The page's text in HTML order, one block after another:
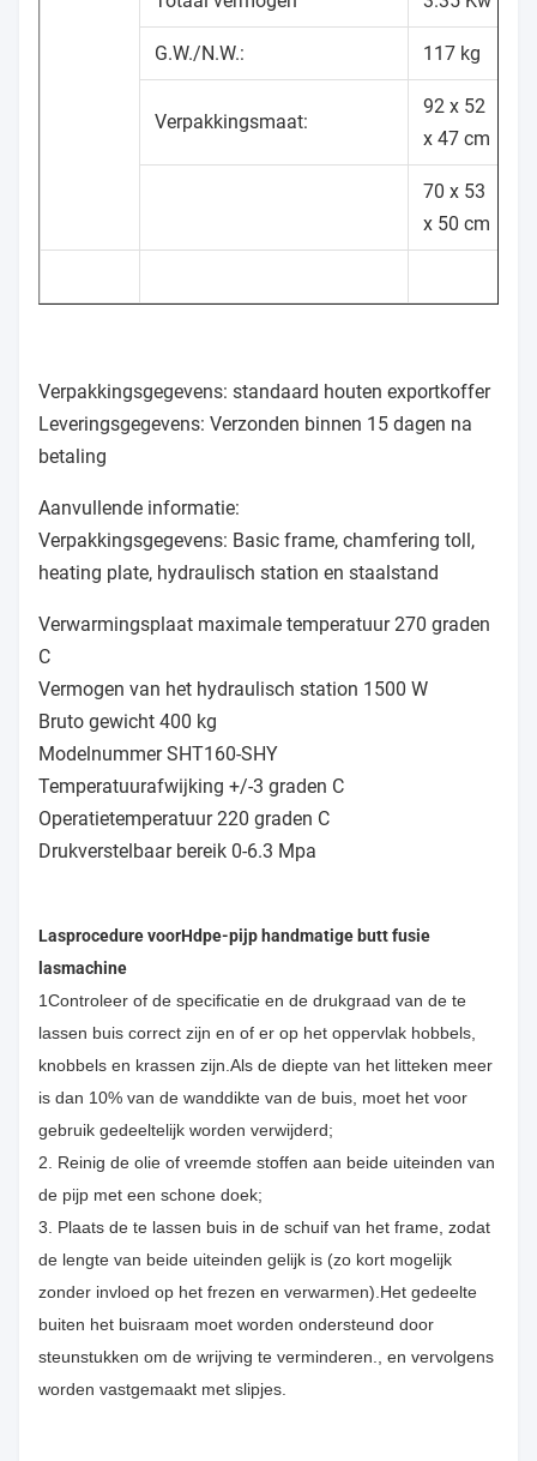
G.W./N.W.: 117 kg
Verpakkingsmaat:
92 x 52
x 47 cm
70 x 53
x 50 cm
Verpakkingsgegevens: standaard houten exportkoffer
Leveringsgegevens: Verzonden binnen 15 dagen na
betaling
Aanvullende informatie:
Verpakkingsgegevens: Basic frame, chamfering toll,
heating plate, hydraulisch station en staalstand
Verwarmingsplaat maximale temperatuur 270 graden
C
Vermogen van het hydraulisch station 1500 W
Bruto gewicht 400 kg
Modelnummer SHT160-SHY
Temperatuurafwijking +/-3 graden C
Operatietemperatuur 220 graden C
Drukverstelbaar bereik 0-6.3 Mpa
Lasprocedure voorHdpe-pijp handmatige butt fusie
lasmachine
1Controleer of de specificatie en de drukgraad van de te
lassen buis correct zijn en of er op het oppervlak hobbels,
knobbels en krassen zijn.Als de diepte van het litteken meer
is dan 10% van de wanddikte van de buis, moet het voor
gebruik gedeeltelijk worden verwijderd;
2. Reinig de olie of vreemde stoffen aan beide uiteinden van
de pijp met een schone doek;
3. Plaats de te lassen buis in de schuif van het frame, zodat
de lengte van beide uiteinden gelijk is (zo kort mogelijk
zonder invloed op het frezen en verwarmen).Het gedeelte
buiten het buisraam moet worden ondersteund door
steunstukken om de wrijving te verminderen., en vervolgens
worden vastgemaakt met slipjes.